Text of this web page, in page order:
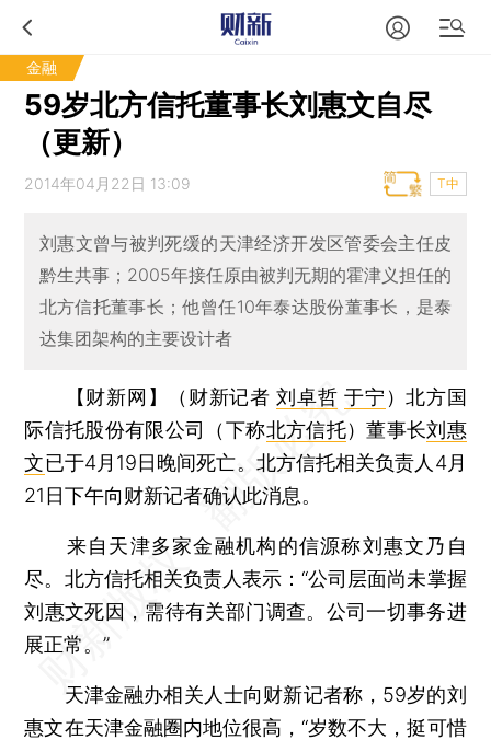
金融
59岁北方信托董事长刘惠文自尽
（更新）
2014年04月22日 13:09 T中
刘惠文曾与被判死缓的天津经济开发区管委会主任皮
黔生共事；2005年接任原由被判无期的霍津义担任的
北方信托董事长；他曾任10年泰达股份董事长，是泰
达集团架构的主要设计者
【财新网】（财新记者刘卓哲 于宁 ）北方国
际信托股份有限公司（下称北方信托）董事长刘惠
文已于4月19日晚间死亡。北方信托相关负责人4月
21日下午向财新记者确认此消息。
来自天津多家金融机构的信源称刘惠文乃自
尽。北方信托相关负责人表示：“公司层面尚未掌握
刘惠文死因，需待有关部门调查。公司一切事务进
展正常。”
天津金融办相关人士向财新记者称，59岁的刘
惠文在天津金融圈内地位很高，“岁数不大，挺可惜